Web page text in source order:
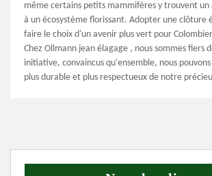
même certains petits mammifères y trouvent
à un écosystème florissant. Adopter une clôture
faire le choix d'un avenir plus vert pour
Chez Ollmann jean élagage , nous sommes fiers
initiative, convaincus qu'ensemble, nous
plus durable et plus respectueux de notre